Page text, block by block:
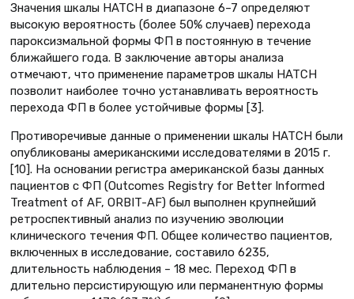
Значения шкалы HATCH в диапазоне 6–7 определяют
высокую вероятность (более 50% случаев) перехода
пароксизмальной формы ФП в постоянную в течение
ближайшего года. В заключение авторы анализа
отмечают, что применение параметров шкалы HATCH
позволит наиболее точно устанавливать вероятность
перехода ФП в более устойчивые формы [3].
Противоречивые данные о применении шкалы HATCH были
опубликованы американскими исследователями в 2015 г.
[10]. На основании регистра американской базы данных
пациентов с ФП (Outcomes Registry for Better Informed
Treatment of AF, ORBIT-AF) был выполнен крупнейший
ретроспективный анализ по изучению эволюции
клинического течения ФП. Общее количество пациентов,
включенных в исследование, составило 6235,
длительность наблюдения – 18 мес. Переход ФП в
длительно персистирующую или перманентную формы